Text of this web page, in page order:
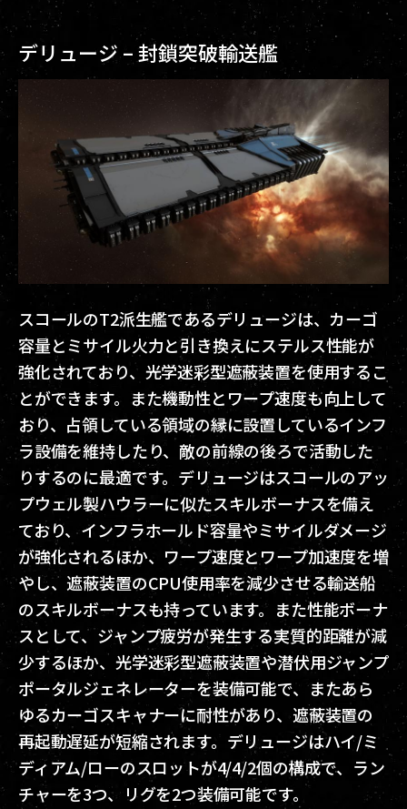
デリュージ – 封鎖突破輸送艦
スコールのT2派生艦であるデリュージは、カーゴ
容量とミサイル火力と引き換えにステルス性能が
強化されており、光学迷彩型遮蔽装置を使用するこ
とができます。また機動性とワープ速度も向上して
おり、占領している領域の縁に設置しているインフ
ラ設備を維持したり、敵の前線の後ろで活動した
りするのに最適です。デリュージはスコールのアッ
プウェル製ハウラーに似たスキルボーナスを備え
ており、インフラホールド容量やミサイルダメージ
が強化されるほか、ワープ速度とワープ加速度を増
やし、遮蔽装置のCPU使用率を減少させる輸送船
のスキルボーナスも持っています。また性能ボーナ
スとして、ジャンプ疲労が発生する実質的距離が減
少するほか、光学迷彩型遮蔽装置や潜伏用ジャンプ
ポータルジェネレーターを装備可能で、またあら
ゆるカーゴスキャナーに耐性があり、遮蔽装置の
再起動遅延が短縮されます。デリュージはハイ/ミ
ディアム/ローのスロットが4/4/2個の構成で、ラン
チャーを3つ、リグを2つ装備可能です。